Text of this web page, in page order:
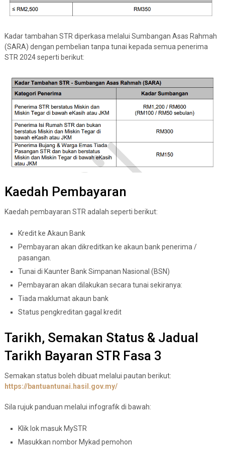
Kadar tambahan STR diperkasa melalui Sumbangan Asas Rahmah
(SARA) dengan pembelian tanpa tunai kepada semua penerima
STR 2024 seperti berikut:
Kaedah Pembayaran
Kaedah pembayaran STR adalah seperti berikut:
Kredit ke Akaun Bank
Pembayaran akan dikreditkan ke akaun bank penerima /
pasangan.
Tunai di Kaunter Bank Simpanan Nasional (BSN)
Pembayaran akan dilakukan secara tunai sekiranya:
Tiada maklumat akaun bank
Status pengkreditan gagal kredit
Tarikh, Semakan Status & Jadual
Tarikh Bayaran STR Fasa 3
Semakan status boleh dibuat melalui pautan berikut:
https://bantuantunai.hasil.gov.my/
Sila rujuk panduan melalui infografik di bawah:
Klik lok masuk MySTR
Masukkan nombor Mykad pemohon